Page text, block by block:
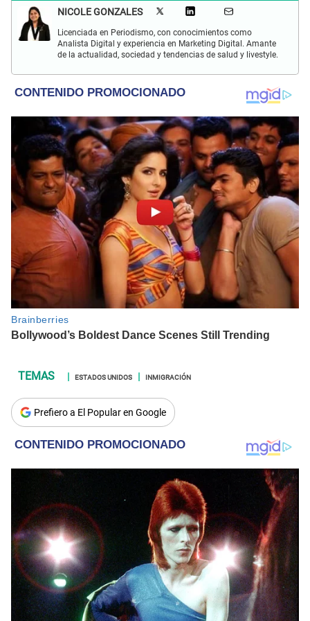
NICOLE GONZALES
Licenciada en Periodismo, con conocimientos como
Analista Digital y experiencia en Marketing Digital. Amante
de la actualidad, sociedad y tendencias de salud y livestyle.
ESTADOS UNIDOS INMIGRACIÓN
Prefiero a El Popular en Google